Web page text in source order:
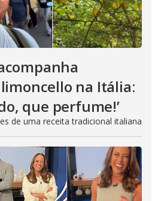
na Itália:
que perfume!’
de uma receita tradicional italiana